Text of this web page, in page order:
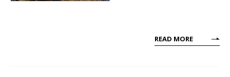
READ MORE